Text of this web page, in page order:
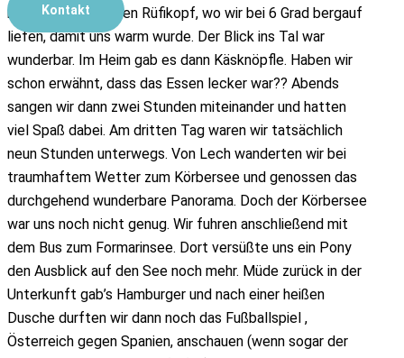
Kontakt
mit der Bahn auf den Rüfikopf, wo wir bei 6 Grad bergauf
liefen, damit uns warm wurde. Der Blick ins Tal war
wunderbar. Im Heim gab es dann Käsknöpfle. Haben wir
schon erwähnt, dass das Essen lecker war?? Abends
sangen wir dann zwei Stunden miteinander und hatten
viel Spaß dabei. Am dritten Tag waren wir tatsächlich
neun Stunden unterwegs. Von Lech wanderten wir bei
traumhaftem Wetter zum Körbersee und genossen das
durchgehend wunderbare Panorama. Doch der Körbersee
war uns noch nicht genug. Wir fuhren anschließend mit
dem Bus zum Formarinsee. Dort versüßte uns ein Pony
den Ausblick auf den See noch mehr. Müde zurück in der
Unterkunft gab’s Hamburger und nach einer heißen
Dusche durften wir dann noch das Fußballspiel ,
Österreich gegen Spanien, anschauen (wenn sogar der